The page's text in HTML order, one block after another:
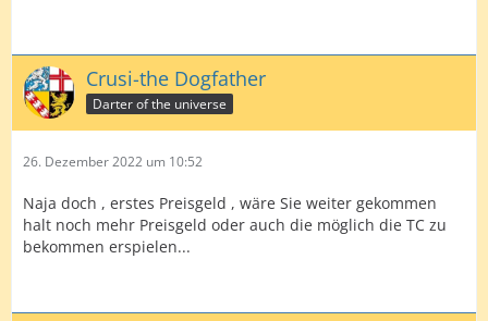
Crusi-the Dogfather
Darter of the universe
26. Dezember 2022 um 10:52
Naja doch , erstes Preisgeld , wäre Sie weiter gekommen
halt noch mehr Preisgeld oder auch die möglich die TC zu
bekommen erspielen...